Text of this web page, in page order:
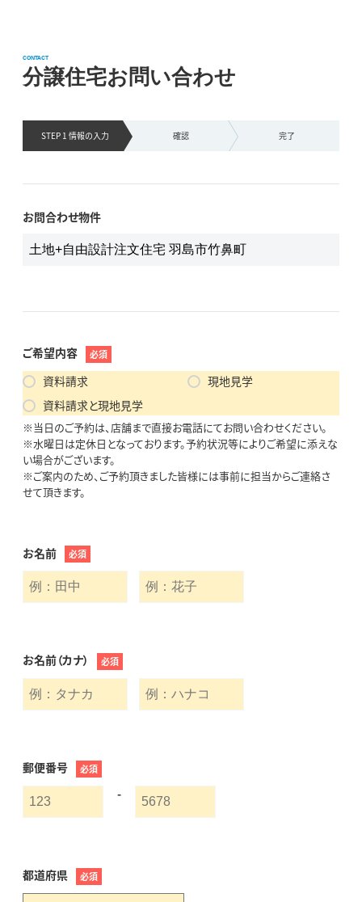
分譲住宅お問い合わせ
CONTACT
STEP 1 情報の入力 確認 完了
お問合わせ物件
ご希望内容 必須
資料請求
現地見学
資料請求と現地見学
※当日のご予約は、店舗まで直接お電話にてお問い合わせください。
※水曜日は定休日となっております。予約状況等によりご希望に添えな
い場合がございます。
※ご案内のため、ご予約頂きました皆様には事前に担当からご連絡さ
せて頂きます。
お名前 必須
お名前（カナ） 必須
郵便番号 必須
-
都道府県 必須